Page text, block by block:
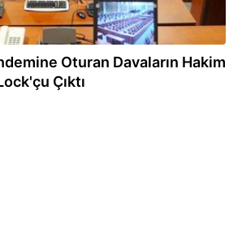
Oturan Davaların Hakim
Çıktı